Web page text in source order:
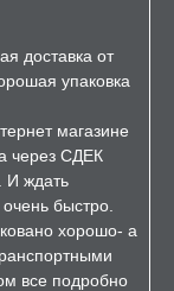
доставка от
упаковка
магазине
через СДЕК
И ждать
быстро.
хорошо- а
все подробно